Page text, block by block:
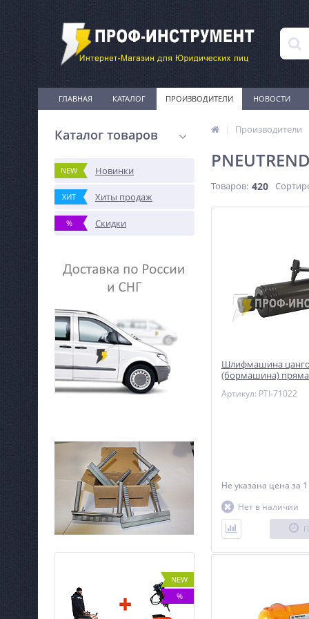
ГЛАВНАЯ КАТАЛОГ ПРОИЗВОДИТЕЛИ НОВОСТИ
Каталог товаров
NEW Новинки
ХИТ Хиты продаж
% Скидки
NEW
%
Производители
Товаров: 420
Шлифмашина
(бормашина)
Артикул: PTI-71022
Не указана цена за 1
Нет в наличии